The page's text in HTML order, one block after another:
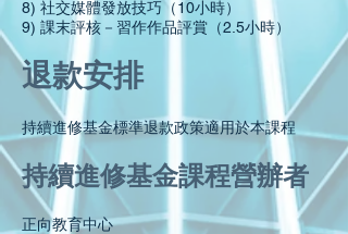
8) 社交媒體發放技巧（10小時）
9) 課末評核－習作作品評賞（2.5小時）
退款安排
持續進修基金標準退款政策適用於本課程
持續進修基金課程營辦者
正向教育中心